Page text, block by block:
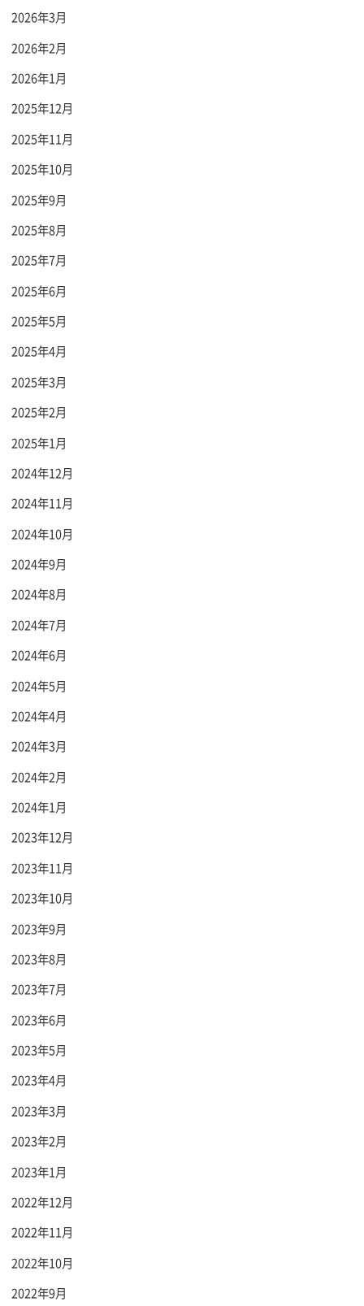
2026年3月
2026年2月
2026年1月
2025年12月
2025年11月
2025年10月
2025年9月
2025年8月
2025年7月
2025年6月
2025年5月
2025年4月
2025年3月
2025年2月
2025年1月
2024年12月
2024年11月
2024年10月
2024年9月
2024年8月
2024年7月
2024年6月
2024年5月
2024年4月
2024年3月
2024年2月
2024年1月
2023年12月
2023年11月
2023年10月
2023年9月
2023年8月
2023年7月
2023年6月
2023年5月
2023年4月
2023年3月
2023年2月
2023年1月
2022年12月
2022年11月
2022年10月
2022年9月